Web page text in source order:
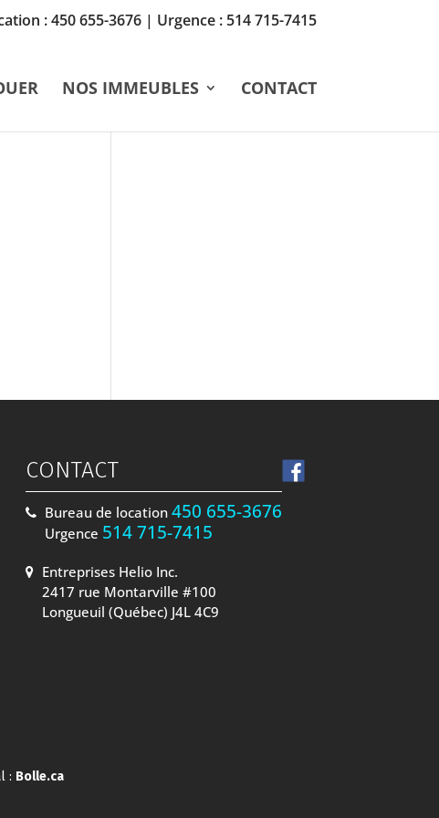
:450 655-3676| Urgence : 514 715-7415
NOS IMMEUBLES CONTACT
CONTACT
Bureau de location 450 655-3676
Urgence 514 715-7415
Entreprises Helio Inc.
2417 rue Montarville #100
Longueuil (Québec) J4L 4C9
: Bolle.ca